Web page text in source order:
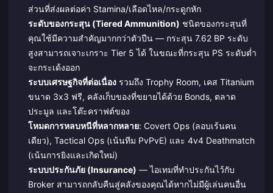
ส่วนที่ส่งผลต่อค่า Stamina/เลือดไหล/กระดูกหัก
ระดับของกระสุน (Tiered Ammunition) ชนิดของกระสุนที่
คุณใช้มีความสำคัญมากกว่าตัวปืน — กระสุน 7.62 BP ระดับ
สูงสามารถเจาะเกราะ Tier 5 ได้ ในขณะที่กระสุน PS ระดับต่ำ
จะกระเด้งออก
ระบบเศรษฐกิจที่ต่อเนื่องรวมถึง Trophy Room, เคส Titanium
ขนาด 3x3 ฟรี, คลังเก็บของที่ขยายได้ด้วย Bonds, ตลาด
ประมูล และโต๊ะคราฟต์ของ
โหมดการหลบหนีที่หลากหลาย: Covert Ops (ลอบเร้นคน
เดียว), Tactical Ops (เน้นทีม PvPvE) และ 4v4 Deathmatch
(เน้นการยิงและเกิดใหม่)
ระบบประกันภัย (Insurance) — ไอเทมที่ทำประกันไว้กับ
Broker สามารถกลับคืนสู่คลังของคุณได้หากไม่มีผู้เล่นคนอื่น